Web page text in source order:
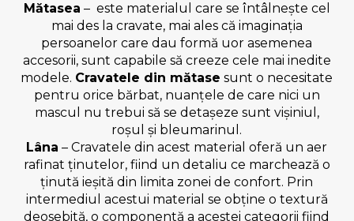
Mătasea – este materialul care se întâlnește cel
mai des la cravate, mai ales că imaginația
persoanelor care dau formă uor asemenea
accesorii, sunt capabile să creeze cele mai inedite
modele. Cravatele din mătase sunt o necesitate
pentru orice bărbat, nuanțele de care nici un
mascul nu trebui să se detașeze sunt vișiniul,
roșul și bleumarinul.
Lâna – Cravatele din acest material oferă un aer
rafinat ținutelor, fiind un detaliu ce marchează o
ținută ieșită din limita zonei de confort. Prin
intermediul acestui material se obține o textură
deosebită, o componentă a acestei categorii fiind